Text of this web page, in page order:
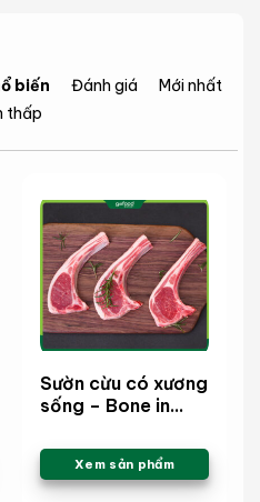
biến Đánh giá
Mới nhất
thấp
Sườn cừu có xương
sống – Bone in
rack
Xem sản phẩm